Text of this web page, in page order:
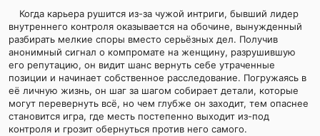
Когда карьера рушится из-за чужой интриги, бывший лидер
внутреннего контроля оказывается на обочине, вынужденный
разбирать мелкие споры вместо серьёзных дел. Получив
анонимный сигнал о компромате на женщину, разрушившую
его репутацию, он видит шанс вернуть себе утраченные
позиции и начинает собственное расследование. Погружаясь в
её личную жизнь, он шаг за шагом собирает детали, которые
могут перевернуть всё, но чем глубже он заходит, тем опаснее
становится игра, где месть постепенно выходит из-под
контроля и грозит обернуться против него самого.